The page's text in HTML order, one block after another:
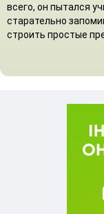
всего, он пытался
старательно
строить простые